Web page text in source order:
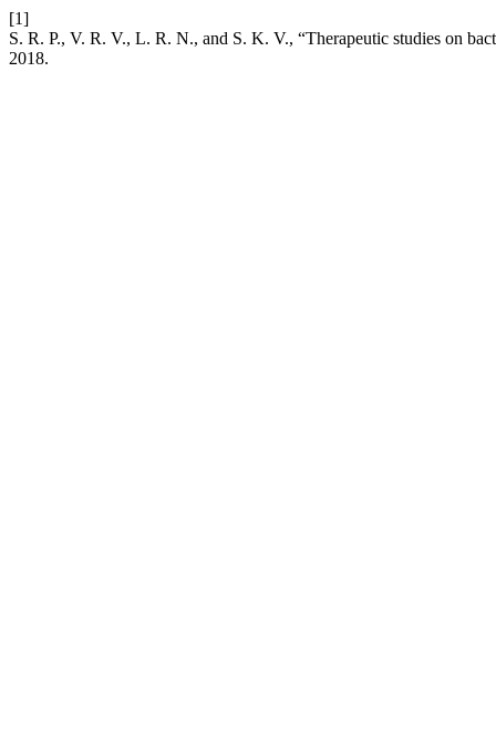
[1]
S. R. P., V. R. V., L. R. N., and S. K. V., “Therapeutic studies on
2018.